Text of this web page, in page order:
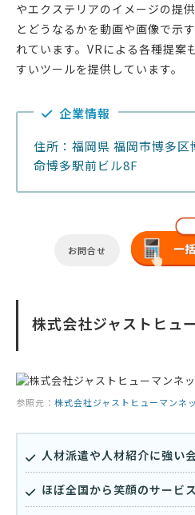
やエクステリアのイメージの提
とどうなるかを動画や画像で示
れています。VRによる各種提案
すいツールを提供しています。
企業情報
住所：福岡県 福岡市博多
命博多駅前ビル8F
お問合せ
株式会社ジャストヒュ
参照元： 株式会社ジャストヒューマンネ
人材派遣や人材紹介に強い
ほぼ全国から笑顔のサービ